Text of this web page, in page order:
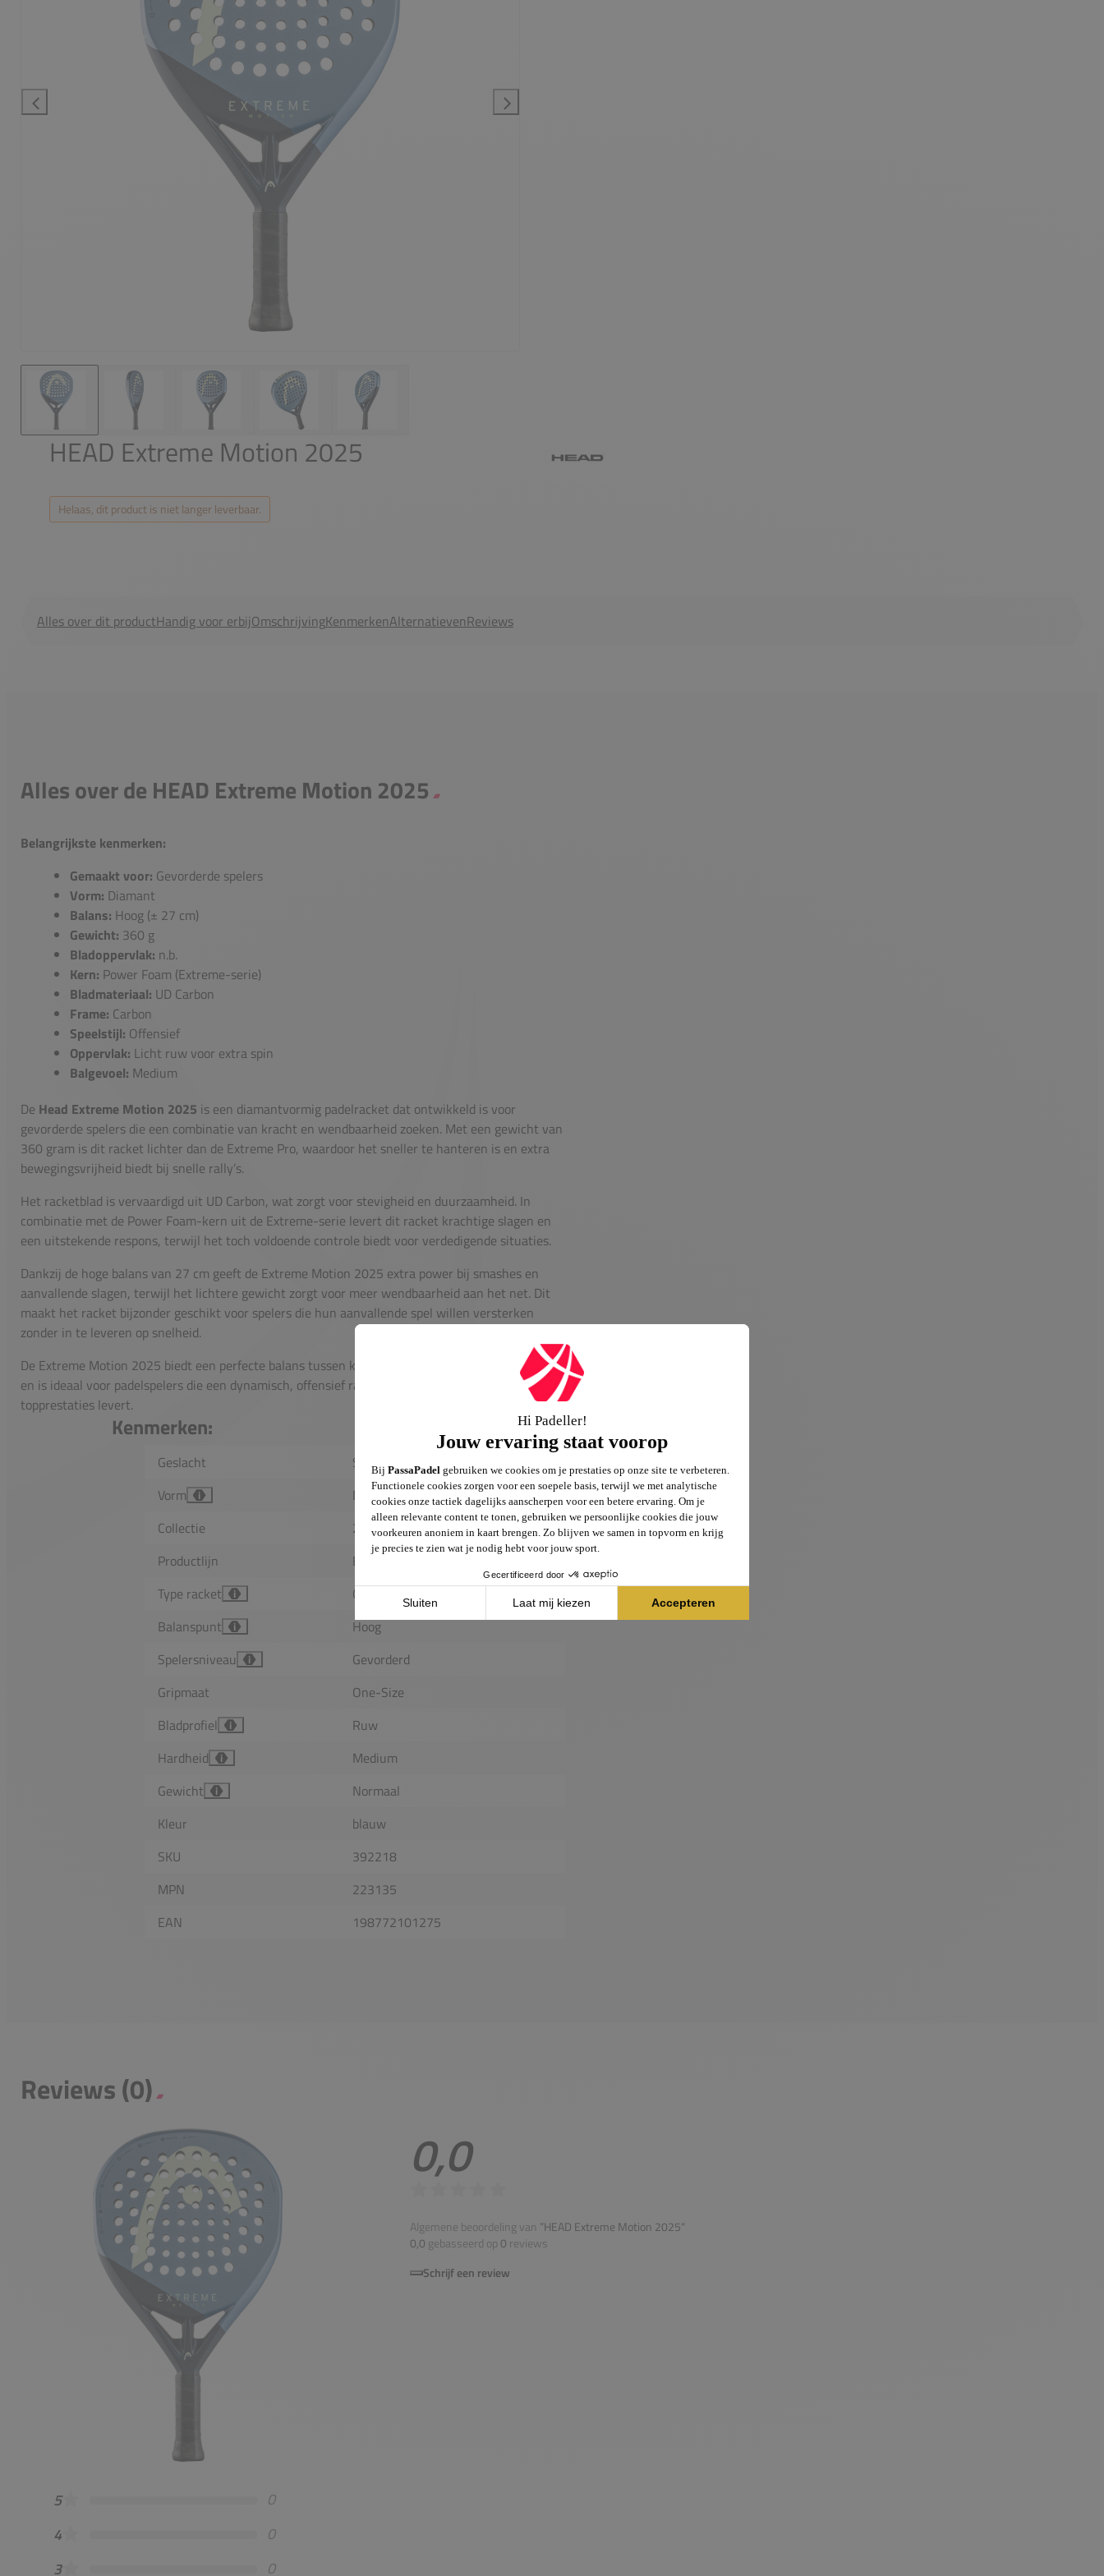
HEAD Extreme Motion 2025
Helaas, dit product is niet langer leverbaar.
Alles over dit productHandig voor erbijOmschrijvingKenmerkenAlternatievenReviews
Alles over de HEAD Extreme Motion 2025
Belangrijkste kenmerken:
Gemaakt voor: Gevorderde spelers
Vorm: Diamant
Balans: Hoog (± 27 cm)
Gewicht: 360 g
Bladoppervlak: n.b.
Kern: Power Foam (Extreme-serie)
Bladmateriaal: UD Carbon
Frame: Carbon
Speelstijl: Offensief
Oppervlak: Licht ruw voor extra spin
Balgevoel: Medium
De Head Extreme Motion 2025 is een diamantvormig padelracket dat ontwikkeld is voor
gevorderde spelers die een combinatie van kracht en wendbaarheid zoeken. Met een gewicht van
360 gram is dit racket lichter dan de Extreme Pro, waardoor het sneller te hanteren is en extra
bewegingsvrijheid biedt bij snelle rally’s.
Het racketblad is vervaardigd uit UD Carbon, wat zorgt voor stevigheid en duurzaamheid. In
combinatie met de Power Foam-kern uit de Extreme-serie levert dit racket krachtige slagen en
een uitstekende respons, terwijl het toch voldoende controle biedt voor verdedigende situaties.
Dankzij de hoge balans van 27 cm geeft de Extreme Motion 2025 extra power bij smashes en
aanvallende slagen, terwijl het lichtere gewicht zorgt voor meer wendbaarheid aan het net. Dit
maakt het racket bijzonder geschikt voor spelers die hun aanvallende spel willen versterken
zonder in te leveren op snelheid.
De Extreme Motion 2025 biedt een perfecte balans tussen kracht, controle en bewegingsvrijheid
en is ideaal voor padelspelers die een dynamisch, offensief racket willen dat bij iedere slag
topprestaties levert.
Kenmerken:
Geslacht
Senior
Vorm
i
Diamant
Collectie
2026
Productlijn
Extreme
Type racket
i
Controle, Power
Balanspunt
i
Hoog
Spelersniveau
i
Gevorderd
Gripmaat
One-Size
Bladprofiel
i
Ruw
Hardheid
i
Medium
Gewicht
i
Normaal
Kleur
blauw
SKU
392218
MPN
223135
EAN
198772101275
Reviews (0)
0,0
Algemene beoordeling van ”HEAD Extreme Motion 2025“
0,0 gebasseerd op 0 reviews
Schrijf een review
5
0
4
0
3
0